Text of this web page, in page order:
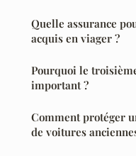
Quelle assurance
acquis en viager ?
Pourquoi le
important ?
Comment protéger
de voitures